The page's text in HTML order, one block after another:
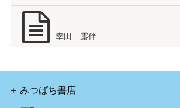
幸田 露伴
みつばち書店